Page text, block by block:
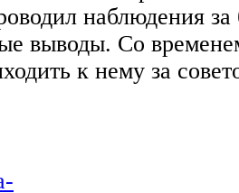
наблюдения
выводы. Со
к нему за